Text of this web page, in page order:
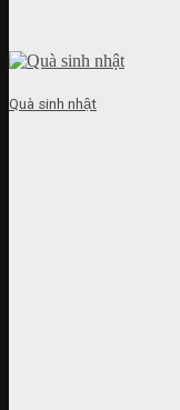
Quà sinh nhật